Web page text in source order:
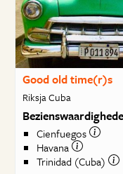
Good old time(r)s
Riksja Cuba
Cienfuegos
Havana
Trinidad (Cuba)